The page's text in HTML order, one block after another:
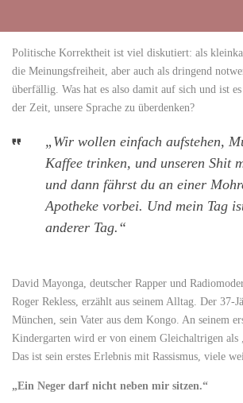
Politische Korrektheit ist viel diskutiert: als
die Meinungsfreiheit, aber auch als dringend
überfällig. Was hat es also damit auf sich und ist
der Zeit, unsere Sprache zu überdenken?
„Wir wollen einfach aufstehen,
Kaffee trinken, und unseren Shit
und dann fährst du an einer
Apotheke vorbei. Und mein Tag
anderer Tag.“
David Mayonga, deutscher Rapper und
Roger Rekless, erzählt aus seinem Alltag. Der 37-
München, sein Vater aus dem Kongo. An seinem
Kindergarten wird er von einem Gleichaltrigen als
Das ist sein erstes Erlebnis mit Rassismus, viele
„Ein Neger darf nicht neben mir sitzen.“